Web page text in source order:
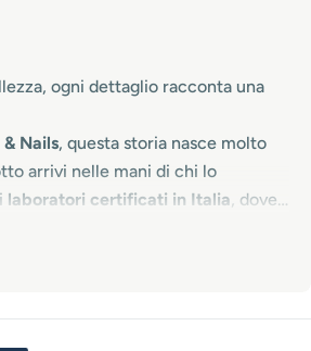
ogni dettaglio racconta una
Nails, questa storia nasce molto
arrivi nelle mani di chi lo
laboratori certificati in Italia, dove
rigorosa di
di lavoro, ma veri alleati di
ogni profumazione è pensata,